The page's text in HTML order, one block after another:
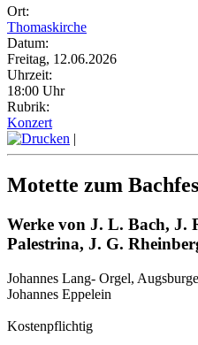
Ort:
Thomaskirche
Datum:
Freitag, 12.06.2026
Uhrzeit:
18:00 Uhr
Rubrik:
Konzert
|
Motette zum
Werke von J. L. Bach, J.
Palestrina, J. G.
Johannes Lang- Orgel,
Johannes Eppelein
Kostenpflichtig